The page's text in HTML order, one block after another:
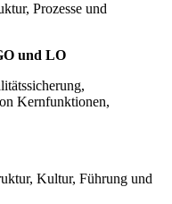
Prozesse und
und LO
Kernfunktionen,
Kultur, Führung und